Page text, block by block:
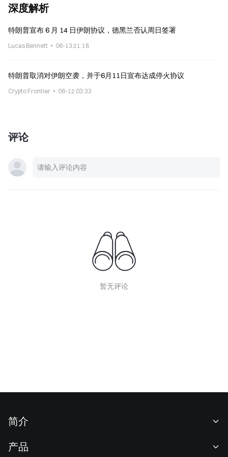
深度解析
特朗普宣布 6 月 14 日伊朗协议，德黑兰否认周日签署
Lucas Bennett 06-13 21:18
特朗普取消对伊朗空袭，并于6月11日宣布达成停火协议
Crypto Frontier 06-12 03:33
评论
暂无评论
简介
产品